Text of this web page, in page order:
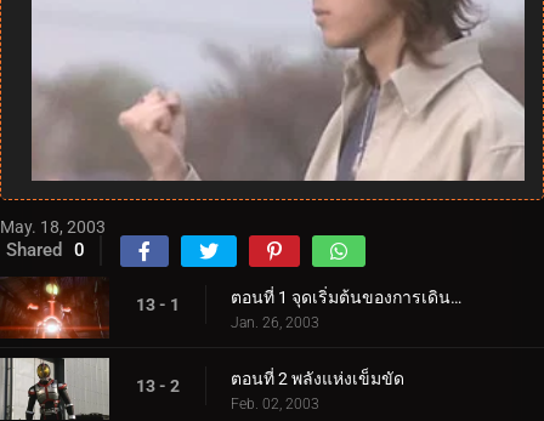
May. 18, 2003
Shared 0
13 - 1 ตอนที่ 1 จุดเริ่มต้นของการเดินทาง
Jan. 26, 2003
13 - 2 ตอนที่ 2 พลังแห่งเข็มขัด
Feb. 02, 2003